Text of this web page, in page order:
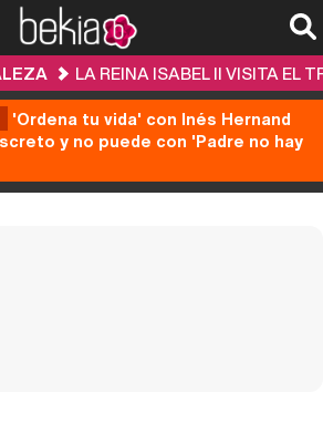
LA REINA ISABEL II VISITA EL
'Ordena tu vida' con Inés Hernand
y no puede con 'Padre no hay